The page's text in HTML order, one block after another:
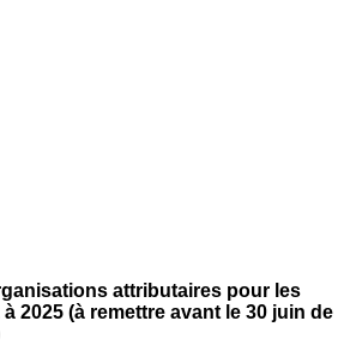
attributaires pour les
2025 (à remettre avant le 30 juin de